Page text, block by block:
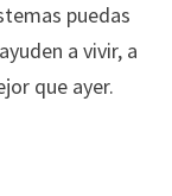
puedas
a vivir, a
que ayer.